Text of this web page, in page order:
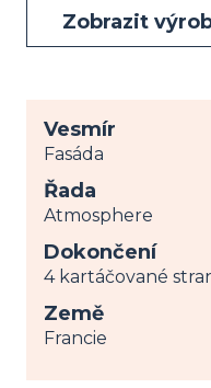
Zobrazit
Vesmír
Fasáda
Řada
Atmosphere
Dokončení
4 kartáčované
Země
Francie